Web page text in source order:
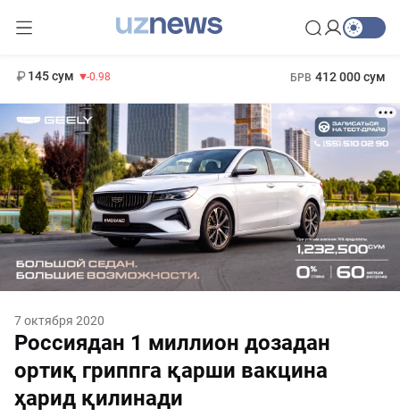
145 сум -0.98 БРВ 412 000 сум
7 октября 2020
Россиядан 1 миллион дозадан
ортиқ гриппга қарши вакцина
ҳарид қилинади